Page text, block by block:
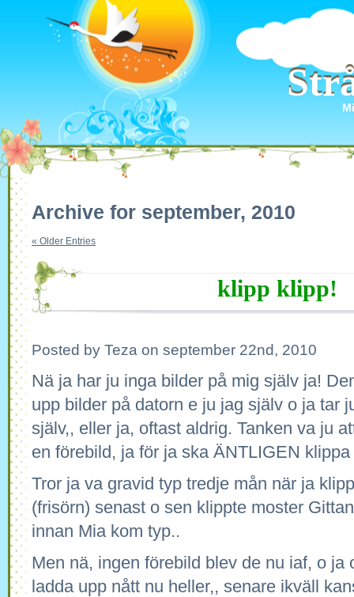
Archive for september, 2010
« Older Entries
klipp klipp!
Posted by Teza on september 22nd, 2010
Nä ja har ju inga bilder på mig själv ja!
upp bilder på datorn e ju jag själv o ja tar
själv,, eller ja, oftast aldrig. Tanken va ju
en förebild, ja för ja ska ÄNTLIGEN
Tror ja va gravid typ tredje mån när ja
(frisörn) senast o sen klippte moster
innan Mia kom typ..
Men nä, ingen förebild blev de nu iaf, o ja
ladda upp nått nu heller,, senare ikväll